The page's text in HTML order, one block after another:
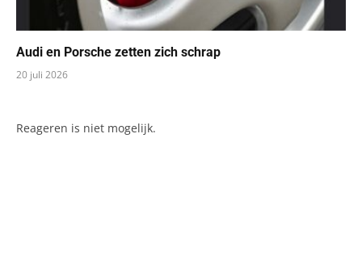
Audi en Porsche zetten zich schrap
20 juli 2026
Reageren is niet mogelijk.